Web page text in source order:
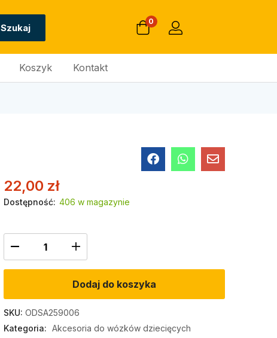
Szukaj
0
Koszyk Kontakt
22,00 zł
Dostępność: 406 w magazynie
Dodaj do koszyka
SKU: ODSA259006
Kategoria: Akcesoria do wózków dziecięcych